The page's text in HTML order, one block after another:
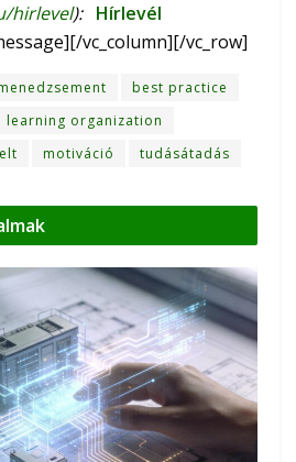
hirlevel): Hírlevél
vc_column][/vc_row]
best practice
learning organization
motiváció tudásátadás